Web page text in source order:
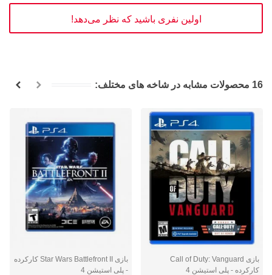
اولین نفری باشید که نظر می‌دهد!
16 محصولات مشابه در شاخه های مختلف:
بازی Call of Duty: Vanguard
کارکرده - پلی استیشن 4
بازی Star Wars Battlefront II کارکرده
- پلی استیشن 4